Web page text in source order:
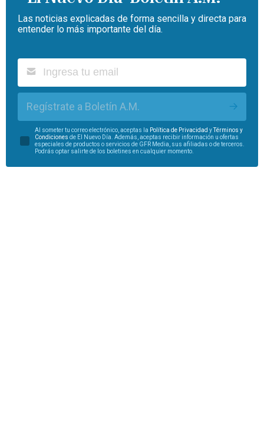
Las noticias explicadas de forma sencilla y directa para
entender lo más importante del día.
Regístrate a Boletín A.M.
Al someter tu correo electrónico, aceptas la Política de Privacidad yTérminos y
Condiciones de El Nuevo Día. Además, aceptas recibir información u ofertas
especiales de productos o servicios de GFR Media, sus afiliadas o de terceros.
Podrás optar salirte de los boletines en cualquier momento.